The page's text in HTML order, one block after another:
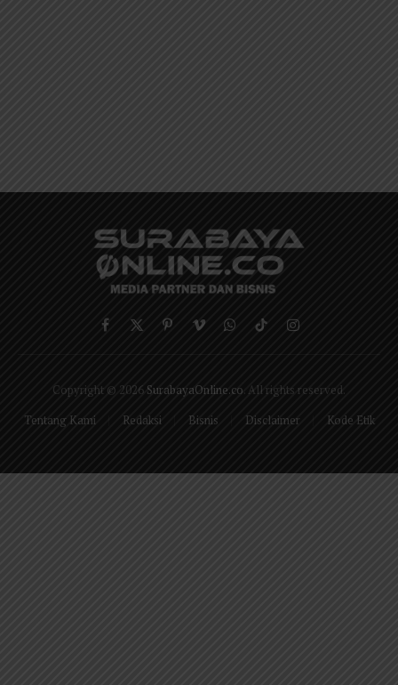
Facebook
X
PinterestVimeoWhatsApp
TikTokInstagram
Copyright © 2026 SurabayaOnline.co . All rights reserved.
Tentang Kami
Redaksi Bisnis Disclaimer Kode Etik